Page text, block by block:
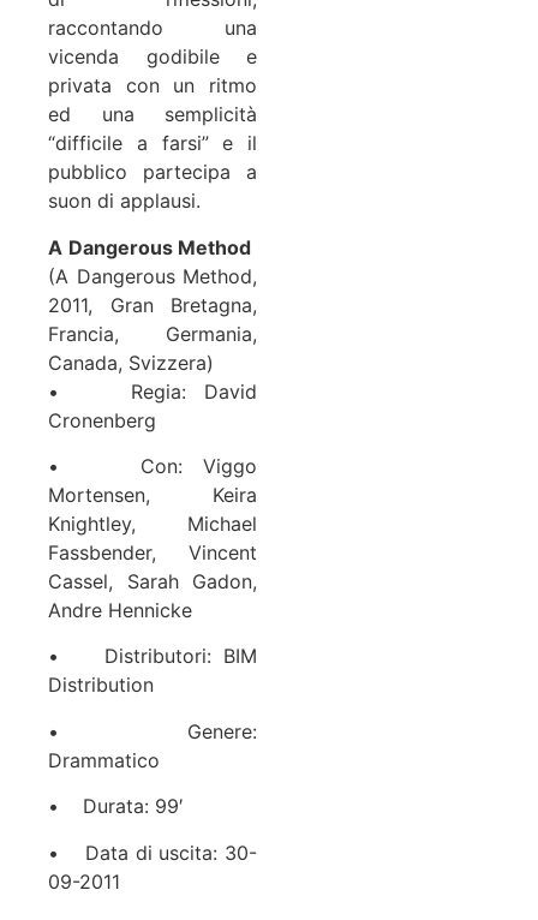
raccontando una
vicenda godibile e
privata con un ritmo
ed una semplicità
“difficile a farsi” e il
pubblico partecipa a
suon di applausi.
A Dangerous Method
(A Dangerous Method,
2011, Gran Bretagna,
Francia, Germania,
Canada, Svizzera)
• Regia: David
Cronenberg
• Con: Viggo
Mortensen, Keira
Knightley, Michael
Fassbender, Vincent
Cassel, Sarah Gadon,
Andre Hennicke
• Distributori: BIM
Distribution
• Genere:
Drammatico
• Durata: 99′
• Data di uscita: 30-
09-2011